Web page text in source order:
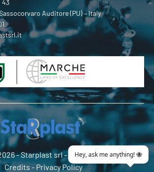
43
Auditore (PU) – Italy
-Starplast srl- P.Iva 02274180419 -
Credits - Privacy Policy